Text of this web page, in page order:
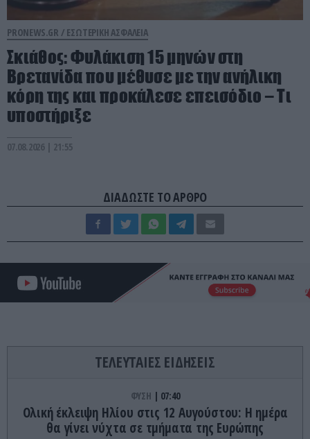
PRONEWS.GR / ΕΣΩΤΕΡΙΚΗ ΑΣΦΑΛΕΙΑ
Σκιάθος: Φυλάκιση 15 μηνών στη
Βρετανίδα που μέθυσε με την ανήλικη
κόρη της και προκάλεσε επεισόδιο – Τι
υποστήριξε
07.08.2026 | 21:55
ΔΙΑΔΩΣΤΕ ΤΟ ΑΡΘΡΟ
ΤΕΛΕΥΤΑΙΕΣ ΕΙΔΗΣΕΙΣ
ΦΥΣΗ 07:40
Ολική έκλειψη Ηλίου στις 12 Αυγούστου: Η ημέρα
θα γίνει νύχτα σε τμήματα της Ευρώπης